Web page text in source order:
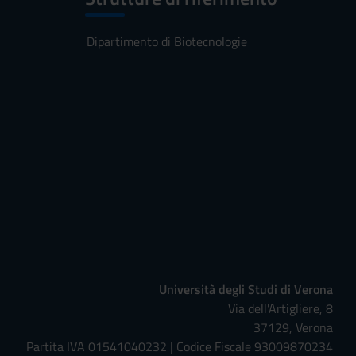
Dipartimento di Biotecnologie
Università degli Studi di Verona
Via dell'Artigliere, 8
37129, Verona
Partita IVA 01541040232 | Codice Fiscale 93009870234